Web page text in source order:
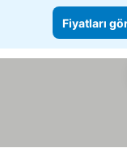
Fiyatları